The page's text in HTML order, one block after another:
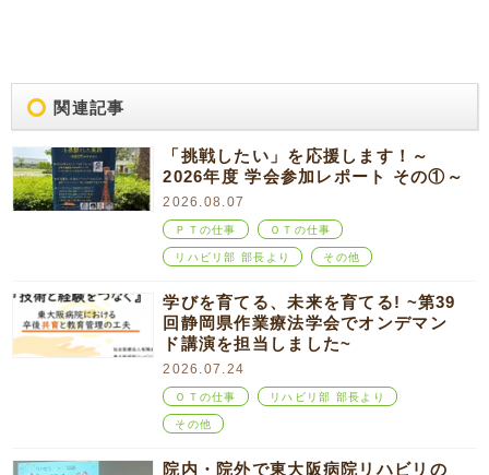
関連記事
「挑戦したい」を応援します！～
2026年度 学会参加レポート その①～
2026.08.07
ＰＴの仕事 ＯＴの仕事
リハビリ部 部長より その他
学びを育てる、未来を育てる! ~第39
回静岡県作業療法学会でオンデマン
ド講演を担当しました~
2026.07.24
ＯＴの仕事 リハビリ部 部長より
その他
院内・院外で東大阪病院リハビリの